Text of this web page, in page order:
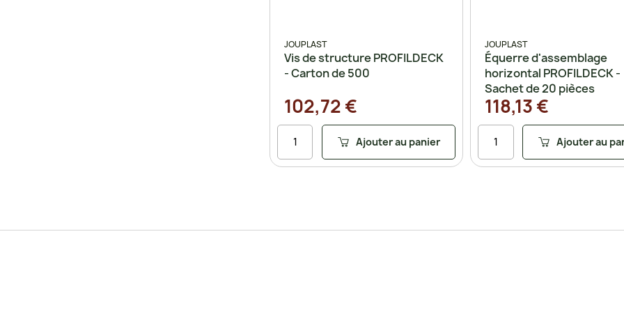
JOUPLAST
Vis de structure PROFILDECK
- Carton de 500
102,72 €
Ajouter au panier
JOUPLAST
Équerre d'assemblage
horizontal PROFILDECK -
Sachet de 20 pièces
118,13 €
Ajouter au